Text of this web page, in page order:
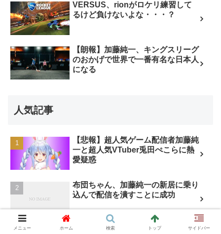
VERSUS、rionがロケリ練習して
るけど負けないよな・・・？
【朗報】加藤純一、キングスリーグ
のおかげで世界で一番有名な日本人
になる
人気記事
【悲報】超人気ゲーム配信者加藤純
一と超人気VTuber兎田ぺこらに熱
愛疑惑
布団ちゃん、加藤純一の新居に乗り
込んで配信を潰すことに成功
【速報】加藤純一さんの住所を晒し
メニュー ホーム 検索 トップ サイドバー